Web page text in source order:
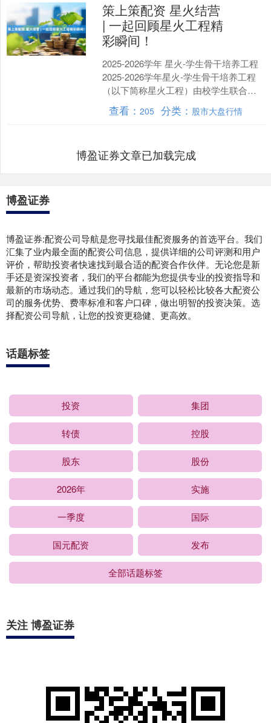
策上策配资 星火结营
| 一起回顾星火工程精
彩瞬间！
2025-2026学年 星火-学生骨干培养工程
2025-2026学年星火-学生骨干培养工程
（以下简称星火工程）由校学生联合会
（以下简称校学联）举办，旨在通过
开....
查看：205 分类： 股市大盘行情
博盈证券文章已加载完成
博盈证券
博盈证券:配资公司导航是您寻找最佳配资服务的首选平台。我们
汇集了业内最全面的配资公司信息，提供详细的公司评测和用户
评价，帮助投资者快速找到最合适的配资合作伙伴。无论您是新
手还是资深投资者，我们的平台都能为您提供专业的投资指导和
最新的市场动态。通过我们的导航，您可以轻松比较各大配资公
司的服务优势、费率标准和客户口碑，做出明智的投资决策。选
择配资公司导航，让您的投资更稳健、更高效。
话题标签
投资 集团
转债 控股
股东 股份
2026年 实施
一季度 国际
国元配资 发布
全部话题标签
关注 博盈证券